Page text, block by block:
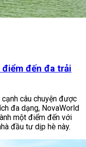
điểm đến đa trải
câu chuyện được
đa dạng, NovaWorld
một điểm đến với
đầu tư dịp hè này.